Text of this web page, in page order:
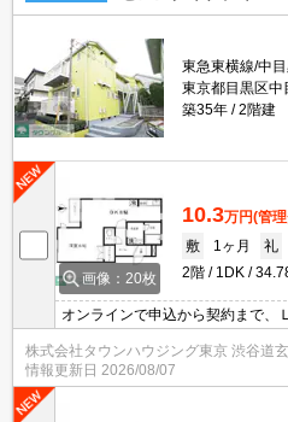
東急東横線/中
東京都目黒区中
築35年
2階建
画像：20枚
10.3万円(管
敷
1ヶ月 礼
2階
1DK
オンラインで申込から契約まで、
株式会社タウンハウジング東京 渋谷道
情報更新日 2026/08/07